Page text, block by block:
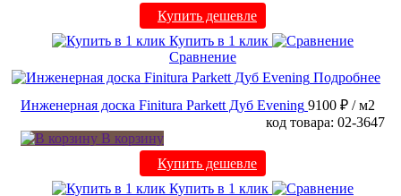
Купить дешевле
Купить в 1 клик
Сравнение
Подробнее
Инженерная доска Finitura Parkett Дуб Evening 9100 ₽ / м2
код товара: 02-3647
В корзину
Купить дешевле
Купить в 1 клик